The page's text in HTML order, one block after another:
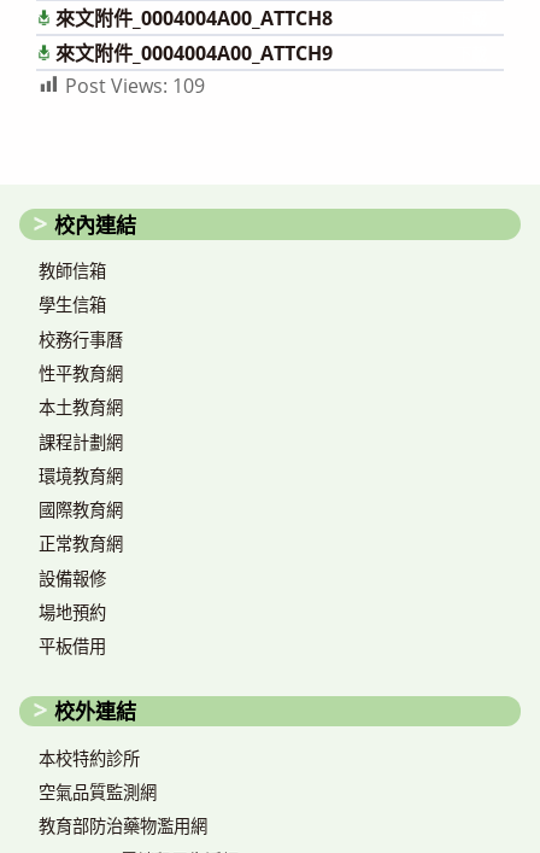
來文附件_0004004A00_ATTCH8
來文附件_0004004A00_ATTCH9
Post Views: 109
校內連結
教師信箱
學生信箱
校務行事曆
性平教育網
本土教育網
課程計劃網
環境教育網
國際教育網
正常教育網
設備報修
場地預約
平板借用
校外連結
本校特約診所
空氣品質監測網
教育部防治藥物濫用網